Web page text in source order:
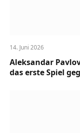
14. Juni 2026
Aleksandar
das erste Spiel